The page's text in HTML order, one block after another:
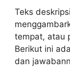
Teks
tempat, atau
Berikut ini
dan